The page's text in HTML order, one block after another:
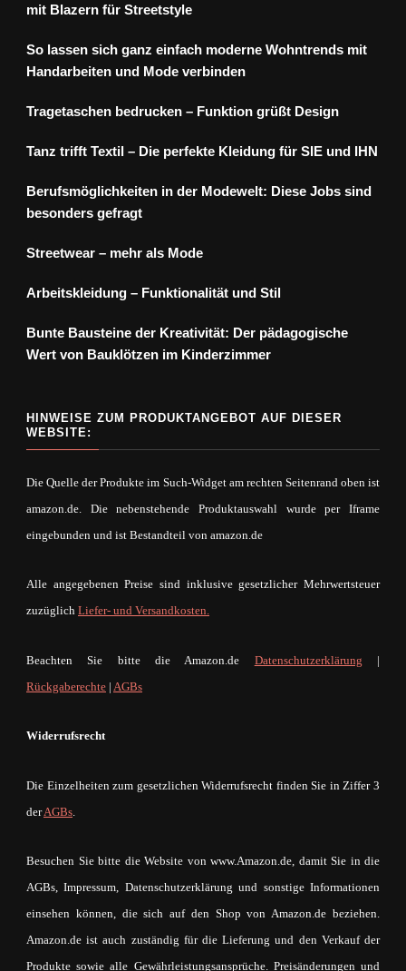
mit Blazern für Streetstyle
So lassen sich ganz einfach moderne Wohntrends mit
Handarbeiten und Mode verbinden
Tragetaschen bedrucken – Funktion grüßt Design
Tanz trifft Textil – Die perfekte Kleidung für SIE und IHN
Berufsmöglichkeiten in der Modewelt: Diese Jobs sind
besonders gefragt
Streetwear – mehr als Mode
Arbeitskleidung – Funktionalität und Stil
Bunte Bausteine der Kreativität: Der pädagogische
Wert von Bauklötzen im Kinderzimmer
HINWEISE ZUM PRODUKTANGEBOT AUF DIESER
WEBSITE:
Die Quelle der Produkte im Such-Widget am rechten Seitenrand oben ist
amazon.de. Die nebenstehende Produktauswahl wurde per Iframe
eingebunden und ist Bestandteil von amazon.de
Alle angegebenen Preise sind inklusive gesetzlicher Mehrwertsteuer
zuzüglich Liefer- und Versandkosten.
Beachten Sie bitte die Amazon.de Datenschutzerklärung |
Rückgaberechte | AGBs
Widerrufsrecht
Die Einzelheiten zum gesetzlichen Widerrufsrecht finden Sie in Ziffer 3
derAGBs
Besuchen Sie bitte die Website von www.Amazon.de, damit Sie in die
AGBs, Impressum, Datenschutzerklärung und sonstige Informationen
einsehen können, die sich auf den Shop von Amazon.de beziehen.
Amazon.de ist auch zuständig für die Lieferung und den Verkauf der
Produkte sowie alle Gewährleistungsansprüche. Preisänderungen und